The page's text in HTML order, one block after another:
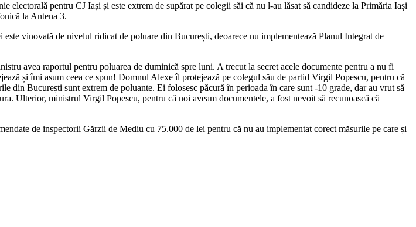
pentru CJ Iași și este extrem de supărat pe colegii săi că nu l-au lăsat să candideze la Primăria Iași
la Antena 3.
vinovată de nivelul ridicat de poluare din București, deoarece nu implementează Planul Integrat de
avea raportul pentru poluarea de duminică spre luni. A trecut la secret acele documente pentru a nu fi
și îmi asum ceea ce spun! Domnul Alexe îl protejează pe colegul său de partid Virgil Popescu, pentru că
din București sunt extrem de poluante. Ei folosesc păcură în perioada în care sunt -10 grade, dar au vrut să
Ulterior, ministrul Virgil Popescu, pentru că noi aveam documentele, a fost nevoit să recunoască că
de inspectorii Gărzii de Mediu cu 75.000 de lei pentru că nu au implementat corect măsurile pe care și